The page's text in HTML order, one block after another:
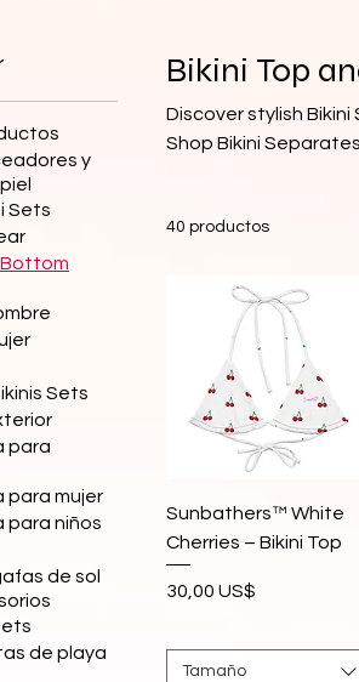
y
Sets
Bottom
Sets
para
para mujer
para niños
de sol
de playa
Bikini Top
Discover stylish
Shop Bikini
40 productos
Vista rápida
Sunbathers™ White
Cherries – Bikini Top
Precio
30,00 US$
Tamaño